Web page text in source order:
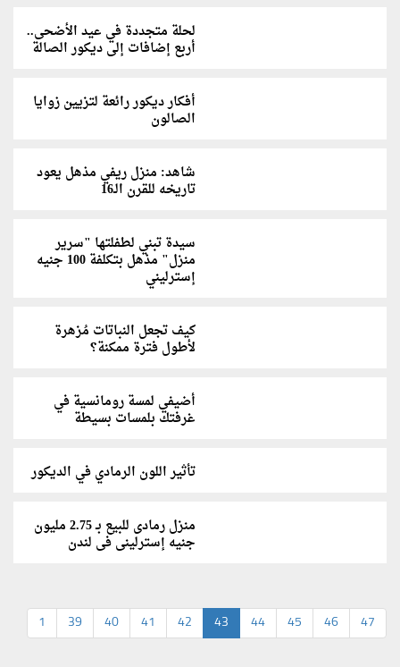
لحلة متجددة في عيد الأضحى..
أربع إضافات إلى ديكور الصالة
أفكار ديكور رائعة لتزيين زوايا
الصالون
شاهد: منزل ريفي مذهل يعود
تاريخه للقرن الـ16
سيدة تبني لطفلتها "سرير
منزل" مذهل بتكلفة 100 جنيه
إسترليني
كيف تجعل النباتات مُزهرة
لأطول فترة ممكنة؟
أضيفي لمسة رومانسية في
غرفتك بلمسات بسيطة
تأثير اللون الرمادي في الديكور
منزل رمادى للبيع بـ 2.75 مليون
جنيه إسترلينى فى لندن
1 39 40 41 42 43 44 45 46 47